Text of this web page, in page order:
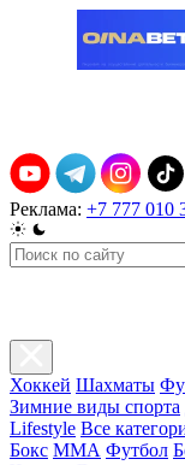
Реклама: +7 777 010
Хоккей Шахматы
Зимние виды спорта
Lifestyle Все
Бокс ММА Футбол